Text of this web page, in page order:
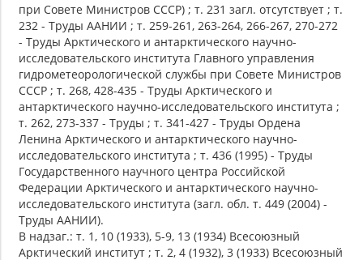
при Совете Министров СССР) ; т. 231 загл. отсутствует ; т.
232 - Труды ААНИИ ; т. 259-261, 263-264, 266-267, 270-272
- Труды Арктического и антарктического научно-
исследовательского института Главного управления
гидрометеорологической службы при Совете Министров
СССР ; т. 268, 428-435 - Труды Арктического и
антарктического научно-исследовательского института ;
т. 262, 273-337 - Труды ; т. 341-427 - Труды Ордена
Ленина Арктического и антарктического научно-
исследовательского института ; т. 436 (1995) - Труды
Государственного научного центра Российской
Федерации Арктического и антарктического научно-
исследовательского института (загл. обл. т. 449 (2004) -
Труды ААНИИ).
В надзаг.: т. 1, 10 (1933), 5-9, 13 (1934) Всесоюзный
Арктический институт ; т. 2, 4 (1932), 3 (1933) Всесоюзный